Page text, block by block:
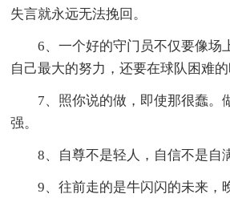
失言就永远无法挽回。
6、一个好的守门员不仅要像场
自己最大的努力，还要在球队困难的
7、照你说的做，即使那很蠢。
强。
8、自尊不是轻人，自信不是自满
9、往前走的是牛闪闪的未来，